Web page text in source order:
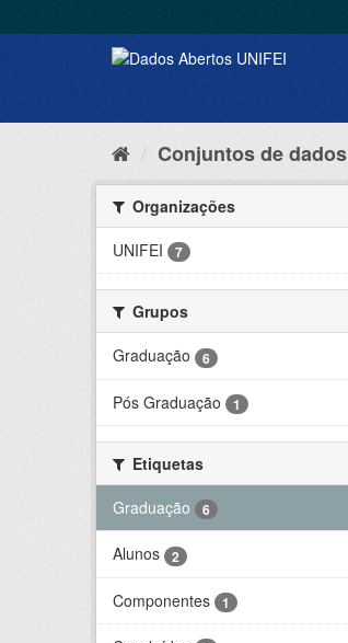
Conjuntos de dados
Organizações
UNIFEI
7
Grupos
Graduação
6
Pós Graduação 1
Etiquetas
Graduação
6
Alunos 2
Componentes 1